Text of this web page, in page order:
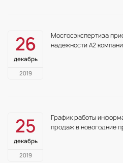
26
декабрь
2019
Мосгосэкспертиза
надежности А2
25
декабрь
2019
График работы
продаж в новогодние